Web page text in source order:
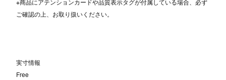
※商品にアテンションカードや品質表示タグが付属している場合、必ず
ご確認の上、お取り扱いください。
実寸情報
Free